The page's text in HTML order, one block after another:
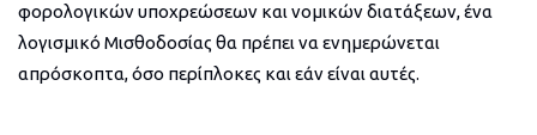
φορολογικών υποχρεώσεων και νομικών διατάξεων, ένα
λογισμικό Μισθοδοσίας θα πρέπει να ενημερώνεται
απρόσκοπτα, όσο περίπλοκες και εάν είναι αυτές.